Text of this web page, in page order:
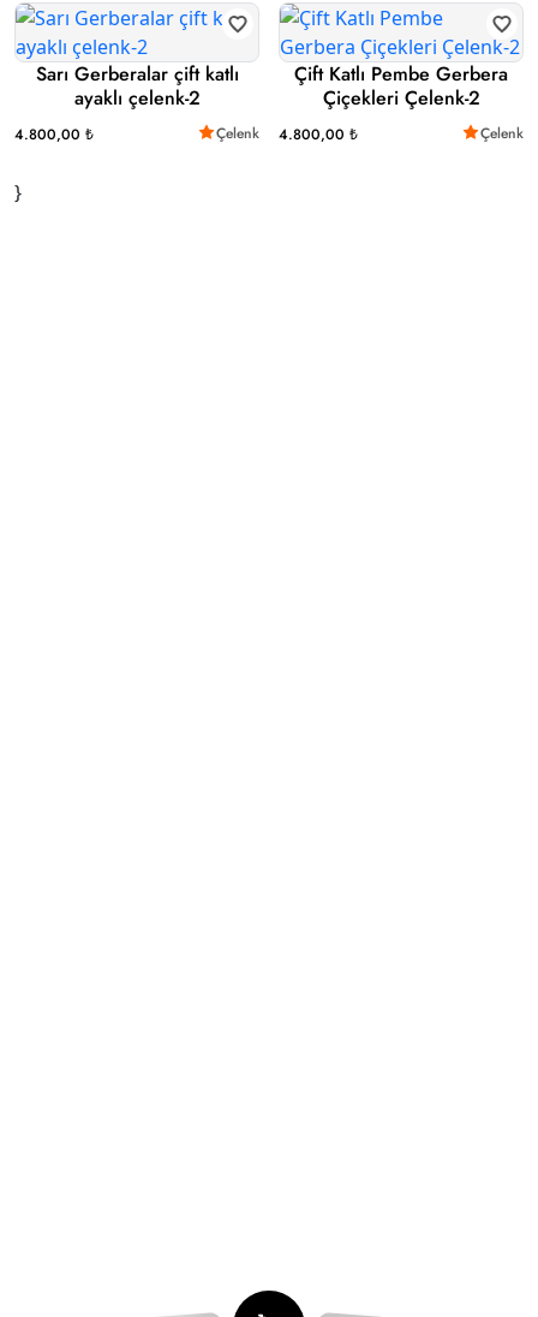
Sarı Gerberalar çift katlı
ayaklı çelenk-2
4.800,00 ₺ Çelenk
Çift Katlı Pembe Gerbera
Çiçekleri Çelenk-2
4.800,00 ₺ Çelenk
}